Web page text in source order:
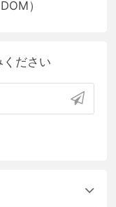
）
ださい